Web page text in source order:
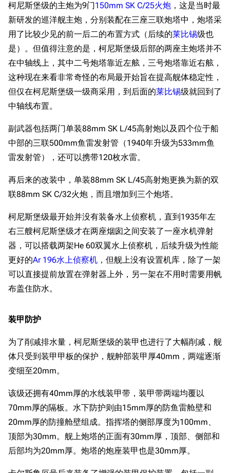
柯尼斯堡级的主炮为9门150mm SK C/25火炮 ，这是当时最
新研发的巡洋舰主炮，分别装配在三座三联炮塔中，炮塔采
用了比较少见的前一后二的布置方式（后续的莱比锡级也
是）。但值得注意的是，柯尼斯堡级后部的两座主炮塔并不
在中轴线上，其中二号炮塔靠近左舷，三号炮塔靠近右舷，
这种现在来看非常奇怪的布局最开始旨在提高舰体稳定性，
但仅在柯尼斯堡级一级商采用，到后面的莱比锡级就回到了
中轴线布置。
副武器包括两门单装88mm SK L/45高射炮以及四个位于船
中部的三联500mm鱼雷发射管（1940年升级为533mm鱼
雷发射管），还可以携带120枚水雷。
再后来的改装中，单装88mm SK L/45高射炮更换为新的双
联88mm SK C/32火炮，而且增加到三个炮塔。
柯尼斯堡级最开始并没有装备水上侦察机，直到1935年左
右三艘柯尼斯堡级才在两座烟囱之间安装了一座水机弹射
器，可以搭载两架He 60双翼水上侦察机，后续升级为性能
更好的Ar 196水上侦察机 ，但舰上没有设置机库，除了一架
可以直接提前放置在弹射器上外，另一架在不用时需要用帆
布盖住防水。
装甲防护
为了削减排水量，柯尼斯堡级的装甲也进行了大幅削减，舰
体只受到装甲甲板的保护，舰舯部装甲厚40mm，两端逐渐
变细至20mm。
该级还拥有40mm厚的水线装甲带，装甲带两端均覆以
70mm厚的隔板。水下防护则由15mm厚的防鱼雷舱壁和
20mm厚的防撞舱壁组成。指挥塔的侧部厚度为100mm、
顶部为30mm。舰上炮塔的正面有30mm厚，顶部、侧部和
后部均为20mm厚。炮塔的炮座装甲也是30mm厚。